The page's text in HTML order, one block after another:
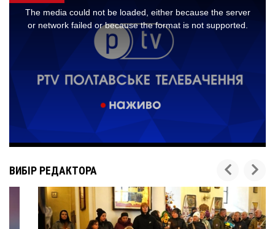
ВИБІР РЕДАКТОРА